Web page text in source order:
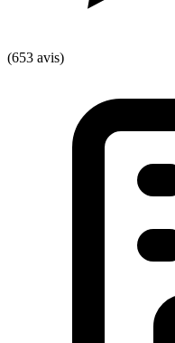
(653 avis)